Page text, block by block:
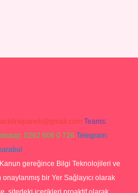
Teams:
0262 606 0 726 Telegram:
gereğince Bilgi Teknolojileri ve
bir Yer Sağlayıcı olarak